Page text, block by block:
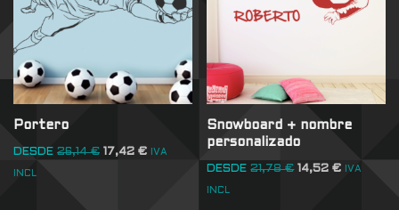
Portero
DESDE 26,14€ 17,42 € IVA
INCL
Snowboard + nombre
personalizado
DESDE 21,78€ 14,52€ IVA
INCL